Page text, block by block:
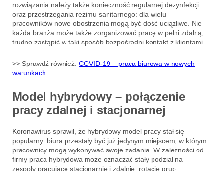
rozwiązania należy także konieczność regularnej dezynfekcji
oraz przestrzegania reżimu sanitarnego: dla wielu
pracowników nowe obostrzenia mogą być dość uciążliwe. Nie
każda branża może także zorganizować pracę w pełni zdalną;
trudno zastąpić w taki sposób bezpośredni kontakt z klientami.
>> Sprawdź również: COVID-19 – praca biurowa w nowych
warunkach
Model hybrydowy – połączenie
pracy zdalnej i stacjonarnej
Koronawirus sprawił, że hybrydowy model pracy stał się
popularny: biura przestały być już jedynym miejscem, w którym
pracownicy mogą wykonywać swoje zadania. W zależności od
firmy praca hybrydowa może oznaczać stały podział na
zespoły pracujące stacjonarnie i zdalnie, rotację grup